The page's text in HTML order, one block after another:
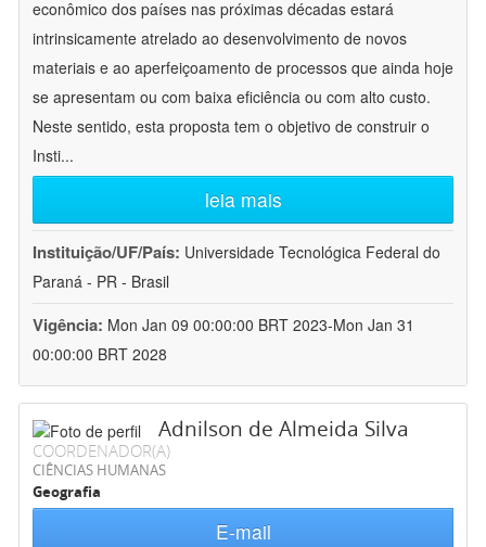
econômico dos países nas próximas décadas estará
intrinsicamente atrelado ao desenvolvimento de novos
materiais e ao aperfeiçoamento de processos que ainda hoje
se apresentam ou com baixa eficiência ou com alto custo.
Neste sentido, esta proposta tem o objetivo de construir o
Insti...
leia mais
Instituição/UF/País: Universidade Tecnológica Federal do
Paraná - PR - Brasil
Vigência: Mon Jan 09 00:00:00 BRT 2023-Mon Jan 31
00:00:00 BRT 2028
Adnilson de Almeida Silva
COORDENADOR(A)
CIÊNCIAS HUMANAS
Geografia
E-mail